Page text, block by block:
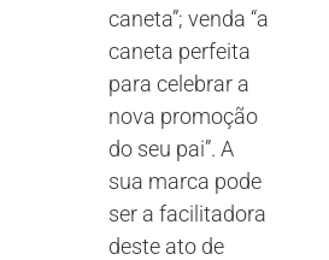
caneta”; venda “a
caneta perfeita
para celebrar a
nova promoção
do seu pai”. A
sua marca pode
ser a facilitadora
deste ato de